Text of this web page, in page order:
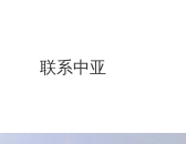
联系中亚